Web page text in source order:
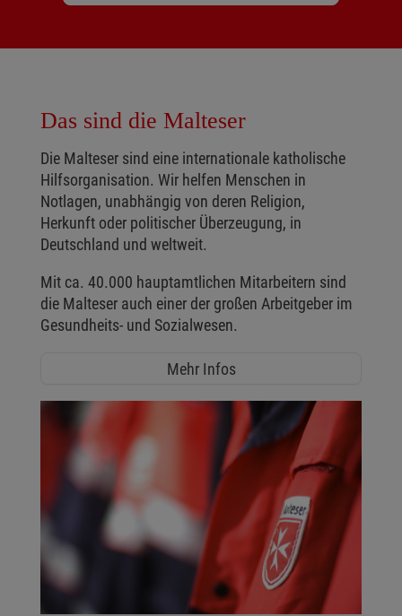
Das sind die Malteser
Die Malteser sind eine internationale katholische
Hilfsorganisation. Wir helfen Menschen in
Notlagen, unabhängig von deren Religion,
Herkunft oder politischer Überzeugung, in
Deutschland und weltweit.
Mit ca. 40.000 hauptamtlichen Mitarbeitern sind
die Malteser auch einer der großen Arbeitgeber im
Gesundheits- und Sozialwesen.
Mehr Infos